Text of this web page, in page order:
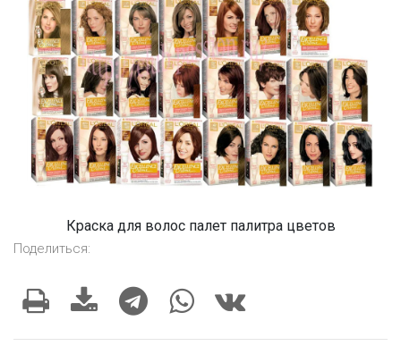
Краска для волос палет палитра цветов
Поделиться: